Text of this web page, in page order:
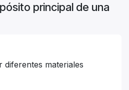
principal de una
diferentes materiales